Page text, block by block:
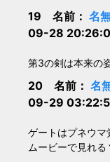
19 名前： 名
09-28
第3の剣は本来の
20 名前： 名
09-29
ゲートはプネウ
ムービーで見れる